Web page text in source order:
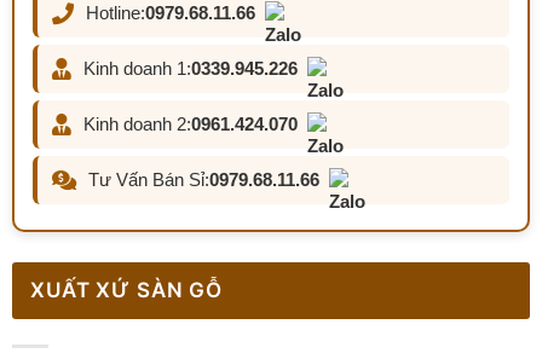
Hotline:0979.68.11.66
Kinh doanh 1:0339.945.226
Kinh doanh 2:0961.424.070
Tư Vấn Bán Sỉ:0979.68.11.66
XUẤT XỨ SÀN GỖ